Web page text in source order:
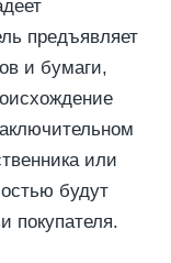
предъявляет
и бумаги,
или
будут
покупателя.